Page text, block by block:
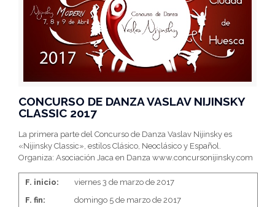
CONCURSO DE DANZA VASLAV NIJINSKY
CLASSIC 2017
La primera parte del Concurso de Danza Vaslav Nijinsky es
«Nijinsky Classic», estilos Clásico, Neoclásico y Español.
Organiza: Asociación Jaca en Danza www.concursonijinsky.com
F. inicio:
viernes 3 de marzo de 2017
F. fin:
domingo 5 de marzo de 2017